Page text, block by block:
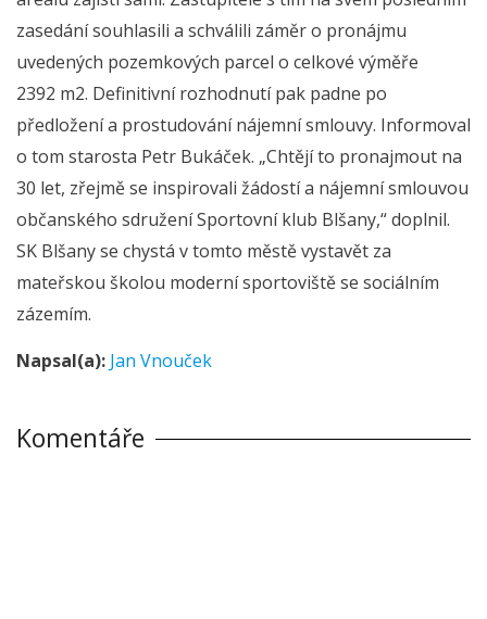
zasedání souhlasili a schválili záměr o pronájmu
uvedených pozemkových parcel o celkové výměře
2392 m2. Definitivní rozhodnutí pak padne po
předložení a prostudování nájemní smlouvy. Informoval
o tom starosta Petr Bukáček. „Chtějí to pronajmout na
30 let, zřejmě se inspirovali žádostí a nájemní smlouvou
občanského sdružení Sportovní klub Blšany,“ doplnil.
SK Blšany se chystá v tomto městě vystavět za
mateřskou školou moderní sportoviště se sociálním
zázemím.
Napsal(a): Jan Vnouček
Komentáře